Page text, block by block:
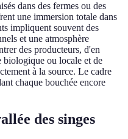
dans des fermes ou des
une immersion totale dans
impliquent souvent des
et une atmosphère
des producteurs, d'en
biologique ou locale et de
à la source. Le cadre
chaque bouchée encore
des singes